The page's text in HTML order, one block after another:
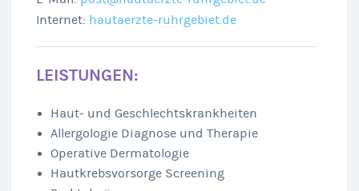
Internet: hautaerzte-ruhrgebiet.de
LEISTUNGEN:
Haut- und Geschlechtskrankheiten
Allergologie Diagnose und Therapie
Operative Dermatologie
Hautkrebsvorsorge Screening